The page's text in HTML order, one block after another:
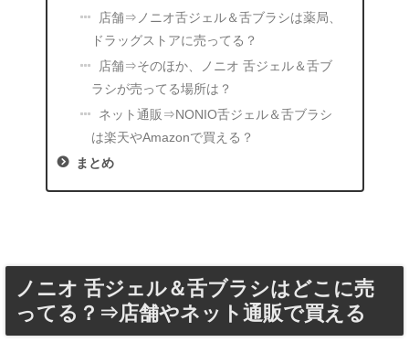
店舗⇒ノニオ舌ジェル＆舌ブラシは薬局、
ドラッグストアに売ってる？
店舗⇒そのほか、ノニオ 舌ジェル＆舌ブ
ラシが売ってる場所は？
ネット通販⇒NONIO舌ジェル＆舌ブラシ
は楽天やAmazonで買える？
まとめ
ノニオ 舌ジェル＆舌ブラシはどこに売
ってる？⇒店舗やネット通販で買える